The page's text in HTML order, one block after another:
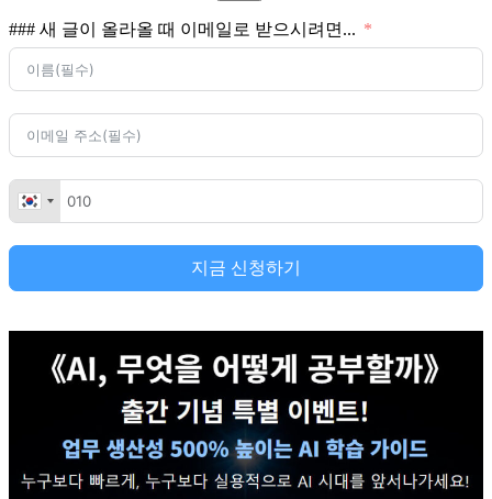
### 새 글이 올라올 때 이메일로 받으시려면...
지금 신청하기